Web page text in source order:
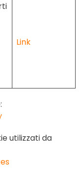
Link
utilizzati da